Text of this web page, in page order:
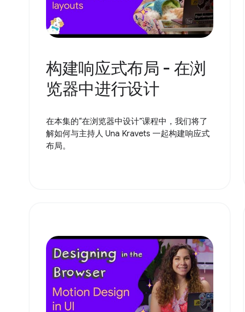
构建响应式布局 - 在浏
览器中进行设计
在本集的“在浏览器中设计”课程中，我们将了
解如何与主持人 Una Kravets 一起构建响应式
布局。